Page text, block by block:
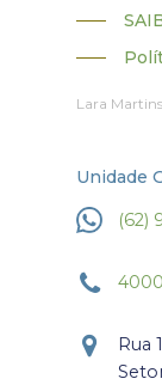
Lara
Unidade
(62)
Rua